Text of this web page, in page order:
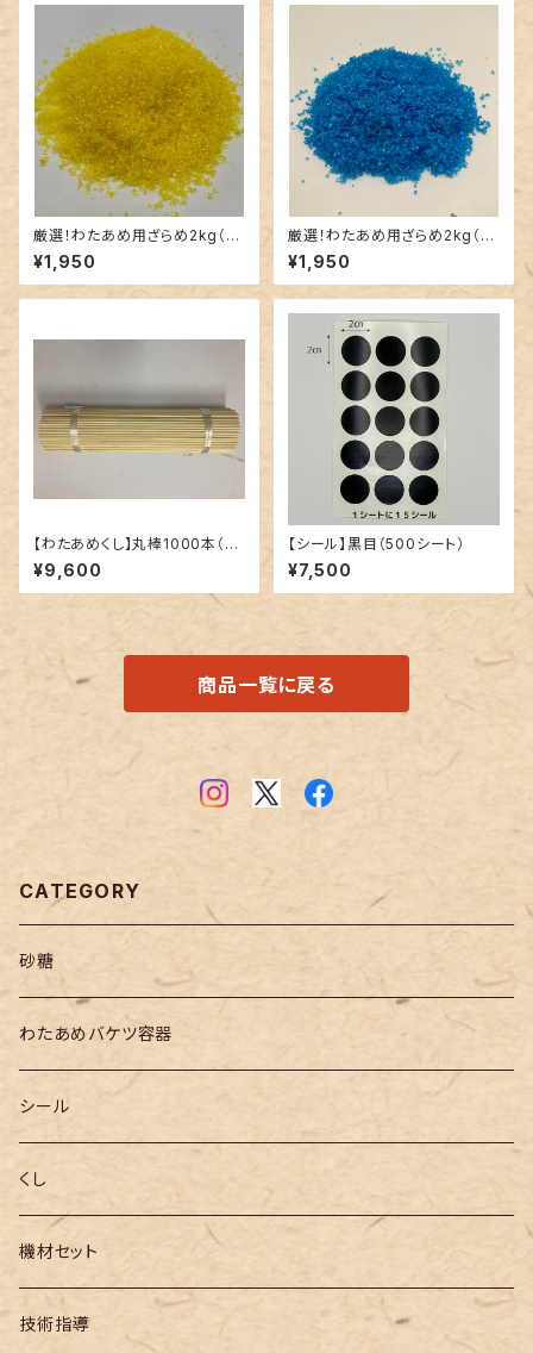
厳選！わたあめ用ざらめ2kg（イ
エロー、バニラ味）
¥1,950
厳選！わたあめ用ざらめ2kg（ブ
ルー、ラムネ味）
¥1,950
【わたあめくし】丸棒1000本（5×
390mm）
¥9,600
【シール】黒目（500シート）
¥7,500
商品一覧に戻る
CATEGORY
砂糖
わたあめバケツ容器
シール
くし
機材セット
技術指導